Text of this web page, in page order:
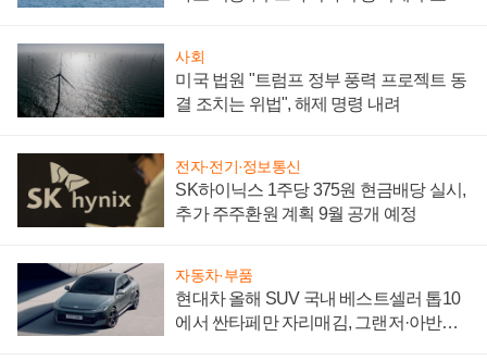
사회
미국 법원 "트럼프 정부 풍력 프로젝트 동
결 조치는 위법", 해제 명령 내려
전자·전기·정보통신
SK하이닉스 1주당 375원 현금배당 실시,
추가 주주환원 계획 9월 공개 예정
자동차·부품
현대차 올해 SUV 국내 베스트셀러 톱10
에서 싼타페만 자리매김, 그랜저·아반떼